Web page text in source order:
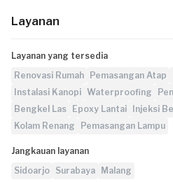
Layanan
Layanan yang tersedia
Renovasi Rumah
Pemasangan Atap
Instalasi Kanopi Waterproofing
Bengkel Las
Epoxy Lantai Injeksi
Kolam Renang
Pemasangan Lampu
Jangkauan layanan
Sidoarjo Surabaya Malang